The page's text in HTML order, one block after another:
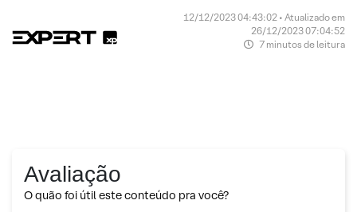
12/12/2023 04:43:02 • Atualizado em
26/12/2023 07:04:52
7 minutos de leitura
Avaliação
O quão foi útil este conteúdo pra você?